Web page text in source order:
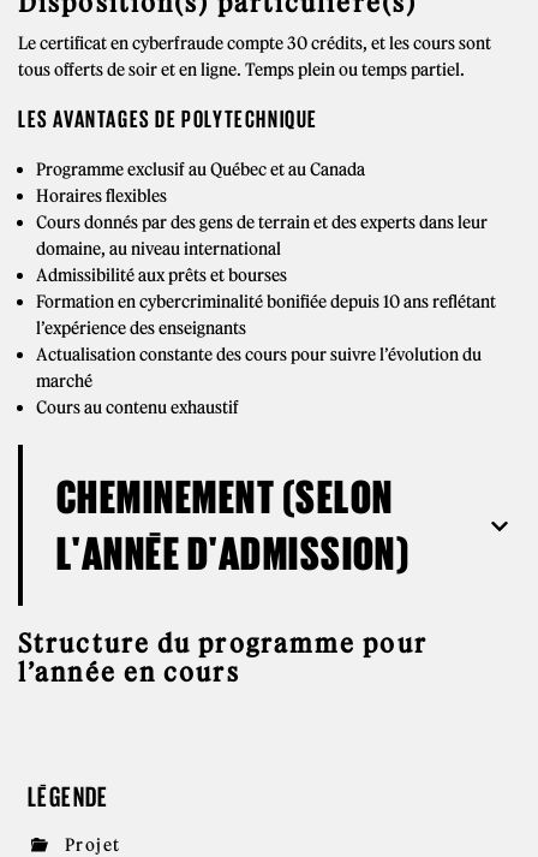
Le certificat en cyberfraude compte 30 crédits, et les cours sont
tous offerts de soir et en ligne. Temps plein ou temps partiel.
LES AVANTAGES DE POLYTECHNIQUE
Programme exclusif au Québec et au Canada
Horaires flexibles
Cours donnés par des gens de terrain et des experts dans leur
domaine, au niveau international
Admissibilité aux prêts et bourses
Formation en cybercriminalité bonifiée depuis 10 ans reflétant
l’expérience des enseignants
Actualisation constante des cours pour suivre l’évolution du
marché
Cours au contenu exhaustif
CHEMINEMENT (SELON
L'ANNÉE D'ADMISSION)
Structure du programme pour
l’année en cours
LÉGENDE
Projet